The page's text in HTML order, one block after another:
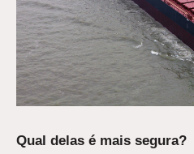
Qual delas é mais segura?